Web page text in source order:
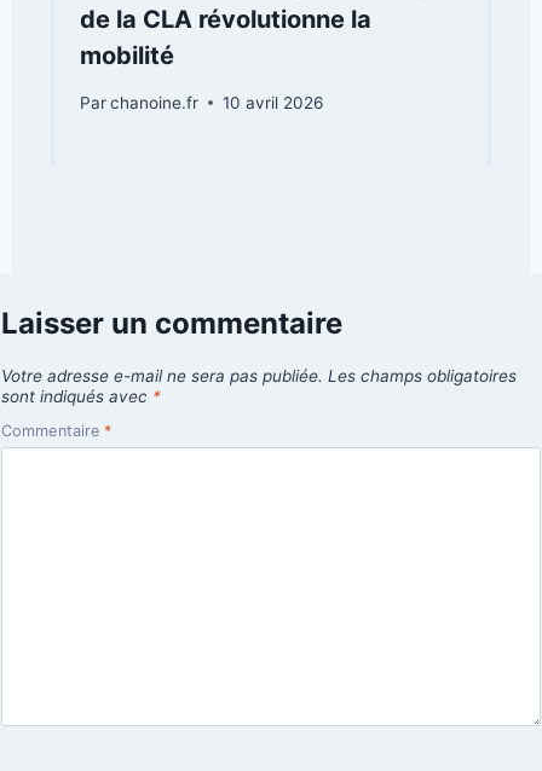
de la CLA révolutionne la
mobilité
Parchanoine.fr 10 avril 2026
Laisser un commentaire
Votre adresse e-mail ne sera pas publiée. Les champs obligatoires
sont indiqués avec *
Commentaire *